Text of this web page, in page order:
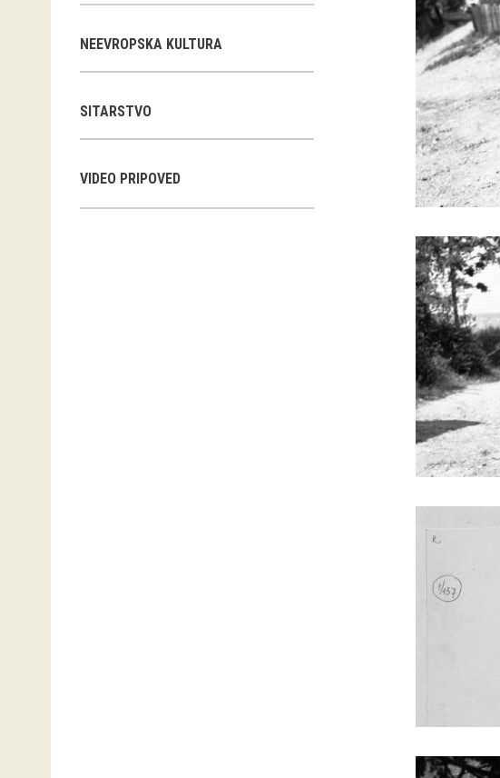
NEEVROPSKA KULTURA
SITARSTVO
VIDEO PRIPOVED